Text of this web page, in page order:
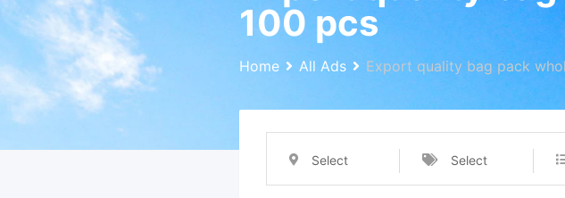
100 pcs
Home All Ads Export quality bag pack
Select Select